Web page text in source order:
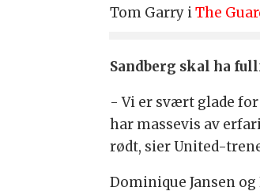
Tom Garry iThe
Sandberg skal ha
- Vi er svært glade
har massevis av
rødt, sier United-
Dominique Jansen